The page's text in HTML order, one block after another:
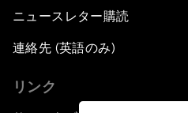
ニュースレター購読
連絡先 (英語のみ)
リンク